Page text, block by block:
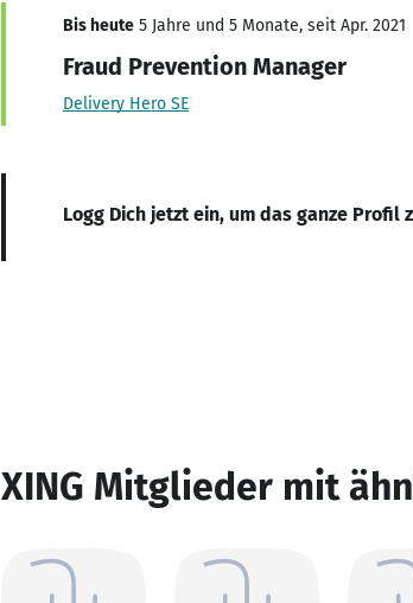
Bis heute 5 Jahre und 5 Monate, seit Apr. 2021
Fraud Prevention Manager
Delivery Hero SE
Logg Dich jetzt ein, um das ganze Profil
XING Mitglieder mit